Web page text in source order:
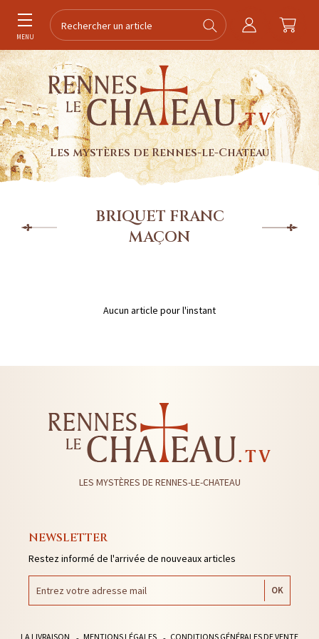
MENU
Les mystères de Rennes-le-Chateau
BRIQUET FRANC
MAÇON
Aucun article pour l'instant
LES MYSTÈRES DE RENNES-LE-CHATEAU
NEWSLETTER
Restez informé de l'arrivée de nouveaux articles
LA LIVRAISON MENTIONS LÉGALES CONDITIONS GÉNÉRALES DE VENTE